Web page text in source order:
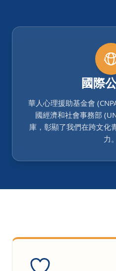
國際
華人心理援助基金會
國經濟和社會事務部
庫，彰顯了我們在跨文化
力。